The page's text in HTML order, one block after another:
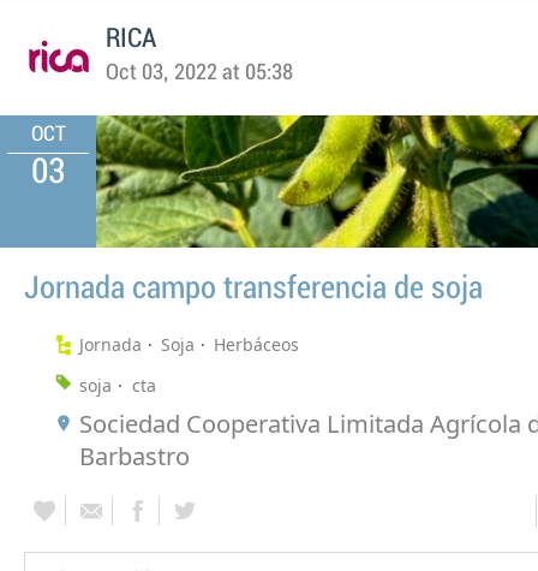
RICA
Oct 03, 2022 at 05:38
OCT
03
Jornada campo transferencia de soja
Jornada Soja
Herbáceos
soja
cta
Sociedad Cooperativa Limitada Agrícola
Barbastro